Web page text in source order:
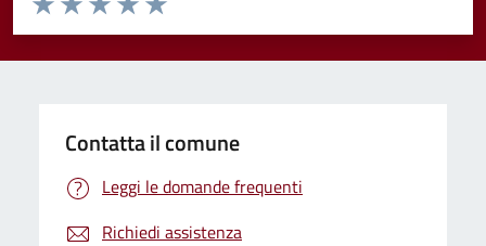
Valuta 5 stelle su 5
Valuta 4 stelle su 5
Valuta 3 stelle su 5
Valuta 2 stelle su 5
Valuta 1 stelle su 5
Contatta il comune
Leggi le domande frequenti
Richiedi assistenza